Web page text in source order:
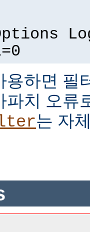
용하면 필
파치 오류
는 자